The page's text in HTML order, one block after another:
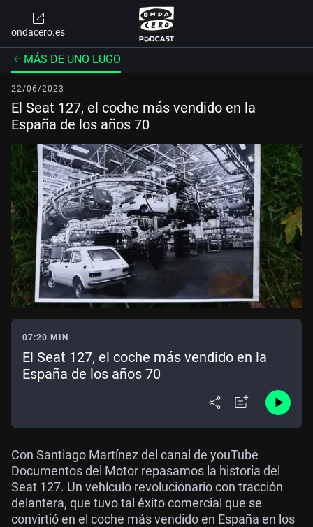
ondacero.es
MÁS DE UNO LUGO
22/06/2023
El Seat 127, el coche más vendido en la
España de los años 70
07:20 MIN
El Seat 127, el coche más vendido en la
España de los años 70
Con Santiago Martínez del canal de youTube
Documentos del Motor repasamos la historia del
Seat 127. Un vehículo revolucionario con tracción
delantera, que tuvo tal éxito comercial que se
convirtió en el coche más vendido en España en los